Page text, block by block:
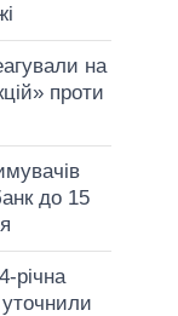
на
проти
до 15
річна